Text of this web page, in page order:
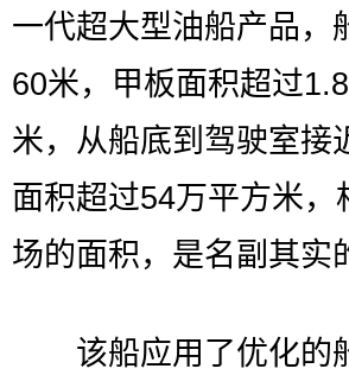
一代超大型油船产品，
60米，甲板面积超过
米，从船底到驾驶室接
面积超过54万平方米
场的面积，是名副其实
该船应用了优化的